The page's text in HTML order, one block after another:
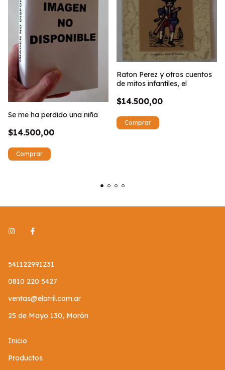
Se me ha perdido una niña
$14.500,00
Raton Perez y otros cuentos
de mitos infantiles, el
$14.500,00
541122991231
0810 220 5427
ventas@elatril.com.ar
25 de Mayo 130, Morón
Inicio
Productos